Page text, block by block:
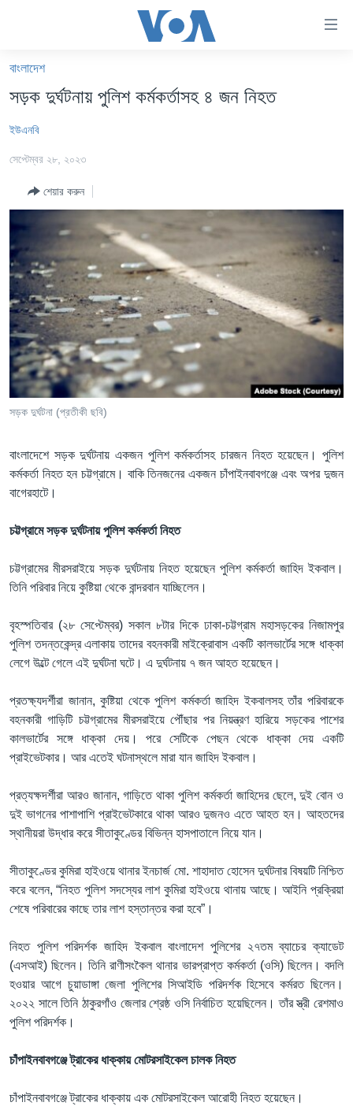
যান।
ন্যাভিগেশনে
যুক্তরাষ্ট্র
যুক্তরাষ্ট্রের নির্বাচন ২০২৪
বিশ্ব
ভারত
দক্ষিণ-এশিয়া
সম্পাদকীয়
টেলিভিশন
ভিডিও
Learning English
FOLLOW US
অন্য ভাষায় ওয়েব সাইট
বাংলাদেশ
সড়ক দুর্ঘটনায় পুলিশ কর্মকর্তাসহ ৪ জন নিহত
ইউএনবি
সেপ্টেম্বর ২৮, ২০২৩
শেয়ার করুন
সড়ক দুর্ঘটনা (প্রতীকী ছবি)
বাংলাদেশে সড়ক দুর্ঘটনায় একজন পুলিশ কর্মকর্তাসহ চারজন নিহত হয়েছেন। পুলিশ
কর্মকর্তা নিহত হন চট্টগ্রামে। বাকি তিনজনের একজন চাঁপাইনবাবগঞ্জে এবং অপর দুজন
বাগেরহাটে।
চট্টগ্রামে সড়ক দুর্ঘটনায় পুলিশ কর্মকর্তা নিহত
চট্টগ্রামের মীরসরাইয়ে সড়ক দুর্ঘটনায় নিহত হয়েছেন পুলিশ কর্মকর্তা জাহিদ ইকবাল।
তিনি পরিবার নিয়ে কুষ্টিয়া থেকে বান্দরবান যাচ্ছিলেন।
বৃহস্পতিবার (২৮ সেপ্টেম্বর) সকাল ৮টার দিকে ঢাকা-চট্টগ্রাম মহাসড়কের নিজামপুর
পুলিশ তদন্তকেন্দ্র এলাকায় তাদের বহনকারী মাইক্রোবাস একটি কালভার্টের সঙ্গে ধাক্কা
লেগে উল্টে গেলে এই দুর্ঘটনা ঘটে। এ দুর্ঘটনায় ৭ জন আহত হয়েছেন।
প্রতক্ষ্যদর্শীরা জানান, কুষ্টিয়া থেকে পুলিশ কর্মকর্তা জাহিদ ইকবালসহ তাঁর পরিবারকে
বহনকারী গাড়িটি চট্টগ্রামের মীরসরাইয়ে পৌঁছার পর নিয়ন্ত্রণ হারিয়ে সড়কের পাশের
কালভার্টের সঙ্গে ধাক্কা দেয়। পরে সেটিকে পেছন থেকে ধাক্কা দেয় একটি
প্রাইভেটকার। আর এতেই ঘটনাস্থলে মারা যান জাহিদ ইকবাল।
প্রত্যক্ষদর্শীরা আরও জানান, গাড়িতে থাকা পুলিশ কর্মকর্তা জাহিদের ছেলে, দুই বোন ও
দুই ভাগনের পাশাপাশি প্রাইভেটকারে থাকা আরও দুজনও এতে আহত হন। আহতদের
স্থানীয়রা উদ্ধার করে সীতাকুণ্ডের বিভিন্ন হাসপাতালে নিয়ে যান।
সীতাকুণ্ডের কুমিরা হাইওয়ে থানার ইনচার্জ মো. শাহাদাত হোসেন দুর্ঘটনার বিষয়টি নিশ্চিত
করে বলেন, “নিহত পুলিশ সদস্যের লাশ কুমিরা হাইওয়ে থানায় আছে। আইনি প্রক্রিয়া
শেষে পরিবারের কাছে তার লাশ হস্তান্তর করা হবে”।
নিহত পুলিশ পরিদর্শক জাহিদ ইকবাল বাংলাদেশ পুলিশের ২৭তম ব্যাচের ক্যাডেট
(এসআই) ছিলেন। তিনি রাণীসংকৈল থানার ভারপ্রাপ্ত কর্মকর্তা (ওসি) ছিলেন। বদলি
হওয়ার আগে চুয়াডাঙ্গা জেলা পুলিশের সিআইডি পরিদর্শক হিসেবে কর্মরত ছিলেন।
২০২২ সালে তিনি ঠাকুরগাঁও জেলার শ্রেষ্ঠ ওসি নির্বাচিত হয়েছিলেন। তাঁর স্ত্রী রেশমাও
পুলিশ পরিদর্শক।
চাঁপাইনবাবগঞ্জে ট্রাকের ধাক্কায় মোটরসাইকেল চালক নিহত
চাঁপাইনবাবগঞ্জে ট্রাকের ধাক্কায় এক মোটরসাইকেল আরোহী নিহত হয়েছেন।